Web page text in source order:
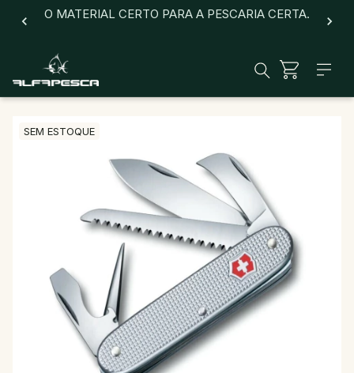
O MATERIAL CERTO PARA A PESCARIA CERTA.
SEM ESTOQUE